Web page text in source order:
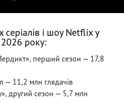
і шоу Netflix у
2026 року:
перший сезон — 17,8
— 11,2 млн глядачів
другий сезон — 5,7 млн